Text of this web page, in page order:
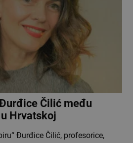
Čilić među
Hrvatskoj
Đurđice Čilić, profesorice,